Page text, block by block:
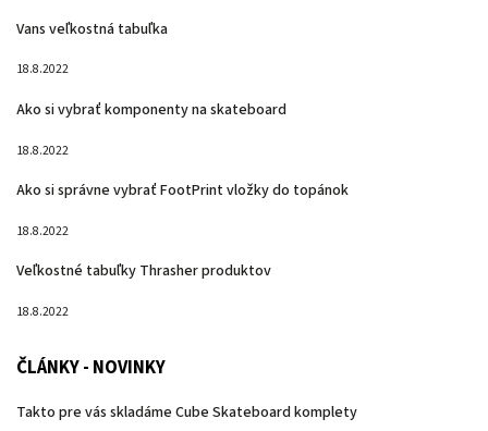
Vans veľkostná tabuľka
18.8.2022
Ako si vybrať komponenty na skateboard
18.8.2022
Ako si správne vybrať FootPrint vložky do topánok
18.8.2022
Veľkostné tabuľky Thrasher produktov
18.8.2022
ČLÁNKY - NOVINKY
Takto pre vás skladáme Cube Skateboard komplety